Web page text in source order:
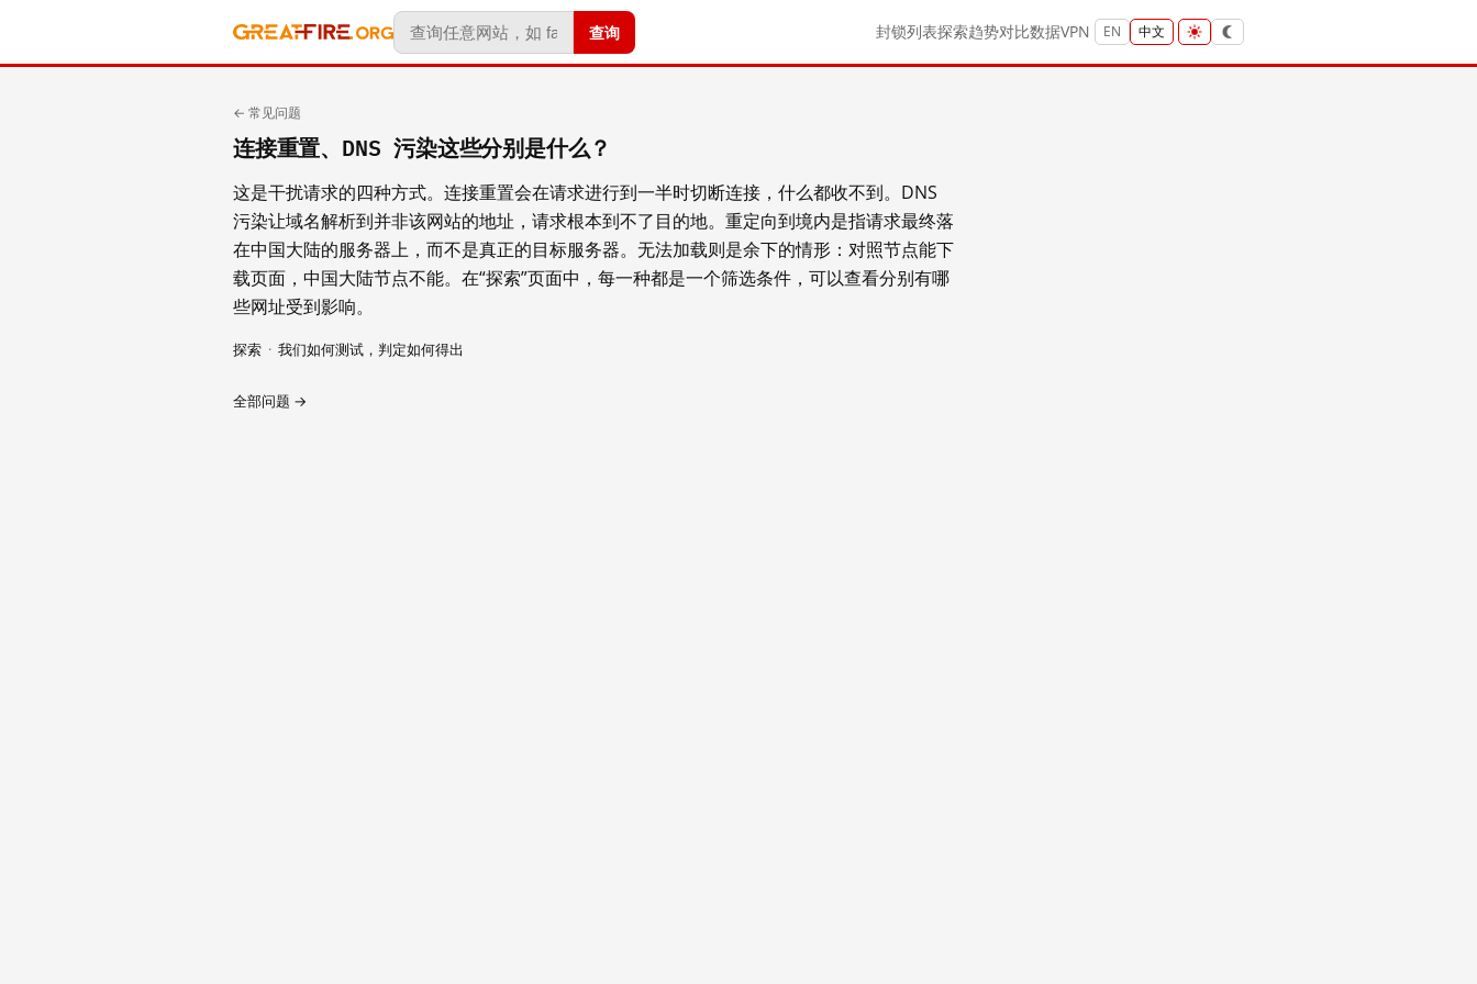
查询 封锁列表探索趋势对比数据VPN EN 中文
← 常见问题
连接重置、DNS 污染这些分别是什么？
这是干扰请求的四种方式。连接重置会在请求进行到一半时切断连接，什么都收不到。DNS
污染让域名解析到并非该网站的地址，请求根本到不了目的地。重定向到境内是指请求最终落
在中国大陆的服务器上，而不是真正的目标服务器。无法加载则是余下的情形：对照节点能下
载页面，中国大陆节点不能。在“探索”页面中，每一种都是一个筛选条件，可以查看分别有哪
些网址受到影响。
探索 · 我们如何测试，判定如何得出
全部问题 →